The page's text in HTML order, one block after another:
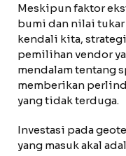
Meskipun faktor
bumi dan nilai tukar
kendali kita,
pemilihan vendor
mendalam tentang
memberikan
yang tidak terduga.
Investasi pada
yang masuk akal